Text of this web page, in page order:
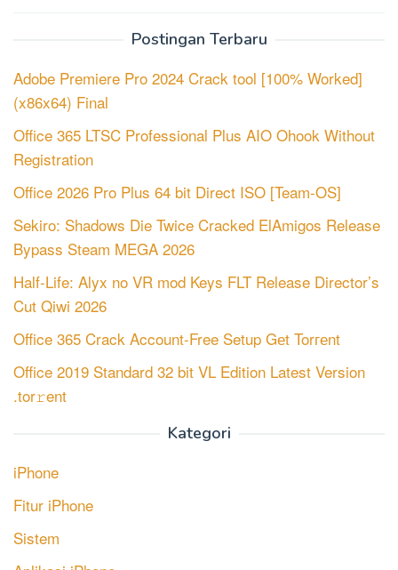
Postingan Terbaru
Adobe Premiere Pro 2024 Crack tool [100% Worked]
(x86x64) Final
Office 365 LTSC Professional Plus AIO Ohook Without
Registration
Office 2026 Pro Plus 64 bit Direct ISO [Team-OS]
Sekiro: Shadows Die Twice Cracked ElAmigos Release
Bypass Steam MEGA 2026
Half-Life: Alyx no VR mod Keys FLT Release Director’s
Cut Qiwi 2026
Office 365 Crack Account-Free Setup Gеt Torгеnt
Office 2019 Standard 32 bit VL Edition Latest Version
.tor𝚛ent
Kategori
iPhone
Fitur iPhone
Sistem